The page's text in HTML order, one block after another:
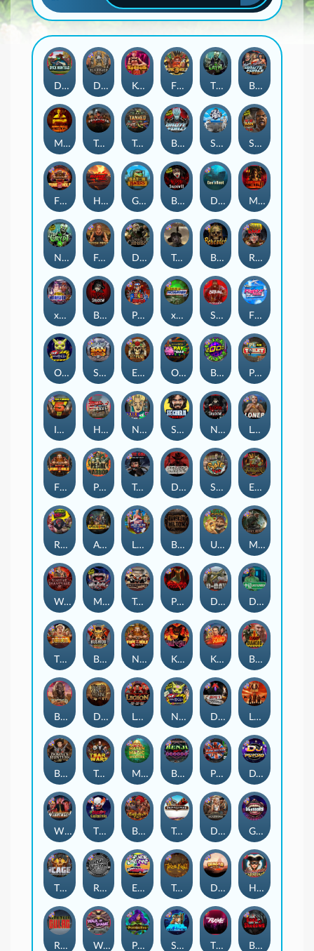
Nexus Blood & Shadow
Seamen
Kill Em All Blood Diamond
Duck Hunters Fire in the Hole 3
Dead, Dead, or Deader
Nexus Fire In The Hole xBomb
Highway to Hell
Dead Men Walking
Tsar Wars
Brute Force
Home of the Brave
Mental 2
Tombstone Slaughter San Quentin 2: Death Row
Blood & Shadow
Blood & Shadow 2
Mental
Munchies
Skate or Die
Stockholm Syndrome
The Crypt
Apocalypse Super xNudge
Outsourced
Punk Rocker 2
Deadwood R.I.P
Beheaded
Bangkok Hilton
Brute Force: Alien Onslaught
Nexus Outsourced
Nexus The Crypt
Gator Hunters
Loner
Kenneth Must Die
Tombstone RIP
Fire in the Hole 2
Outsourced: Payday
Tanked
Fire In The Hole xBomb
Tombstone No Mercy
Folsom Prison
Roadkill
Das xBoot
Kiss My Chainsaw
Book Of Shadows
Rock Bottom
Road Rage
The Cage
Space Donkey
xWays Hoarder 2
Nine To Five
Bounty Hunters xNudge®
El Pasa Gunfight xNudge
Land of the Free
Brick Snake 2000
Warrior Graveyard xNudge
Flight Mode
Little Bighorn
Benji Killed in Vegas
Barbarian Fury
Poison Eve
Devil's Crossroad
Dragon Tribe
Evil Goblins xBomb
San Quentin xWays
Gluttony
Serial
Mayan Magic Wildfire
Punk Toilet
Possessed
Legion X
Deadwood xNudge
Disturbed
DJ Psycho
Buffalo Hunter
Tombstone
Punk Rocker
East Coast Vs West Coast
The Creepy Carnival
Pearl Harbor
Whacked
Infectious 5 xWays
Dead Canary
Harlequin Carnival
Walk of Shame
Misery Mining
True Grit Redemption
xWays Hoarder xSplit
Remember Gulag
True kult
Bushido Way xNudge
D Day
The Border
Ugliest Catch
The Rave